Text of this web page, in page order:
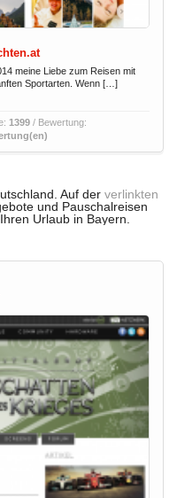
meine Liebe zum Reisen mit
Sportarten. Wenn […]
1399/ Bewertung:
Auf der verlinkten
und Pauschalreisen
Urlaub in Bayern.